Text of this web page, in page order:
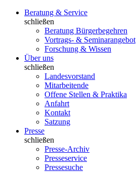
Beratung & Service
schließen
Beratung Bürgerbegehren
Vortrags- & Seminarangebot
Forschung & Wissen
Über uns
schließen
Landesvorstand
Mitarbeitende
Offene Stellen & Praktika
Anfahrt
Kontakt
Satzung
Presse
schließen
Presse-Archiv
Presseservice
Pressesuche